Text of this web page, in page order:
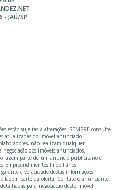
- JAÚ/SP
estão sujeitas à alterações. SEMPRE consulte
atualizadas do imóvel anunciado.
não realizam qualquer
dos imóveis anunciados.
fazem parte de um anúncio publicitário e
Empreendimentos Imobiliários.
a veracidade destas informações.
fazem parte da oferta. Contate o anunciante
para negociação deste imóvel.